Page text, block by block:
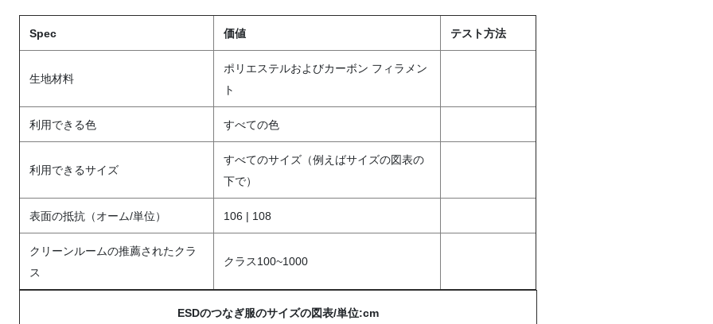
Spec 価値 テスト方法
生地材料
ポリエステルおよびカーボン フィラメン
ト
利用できる色 すべての色
利用できるサイズ
すべてのサイズ（例えばサイズの図表の
下で）
表面の抵抗（オーム/単位） 106 | 108
クリーンルームの推薦されたクラ
ス
クラス100~1000
ESDのつなぎ服のサイズの図表/単位:cm